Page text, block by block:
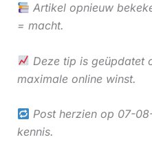
Artikel opnieuw
= macht.
Deze tip is geüpdatet
maximale online winst.
Post herzien op 07-
kennis.